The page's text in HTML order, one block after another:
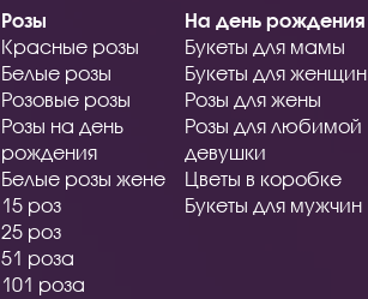
Розы
Красные розы
Белые розы
Розовые розы
Розы на день
рождения
Белые розы жене
15 роз
25 роз
51 роза
101 роза
На день рождения
Букеты для мамы
Букеты для женщин
Розы для жены
Розы для любимой
девушки
Цветы в коробке
Букеты для мужчин